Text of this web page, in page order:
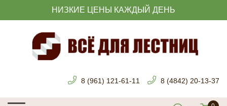
НИЗКИЕ ЦЕНЫ КАЖДЫЙ ДЕНЬ
8 (961) 121-61-11 8 (4842) 20-13-37